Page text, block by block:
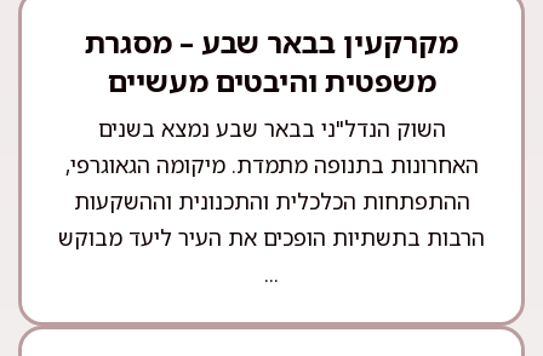
מקרקעין בבאר שבע – מסגרת
משפטית והיבטים מעשיים
השוק הנדל"ני בבאר שבע נמצא בשנים
האחרונות בתנופה מתמדת. מיקומה הגאוגרפי,
ההתפתחות הכלכלית והתכנונית וההשקעות
הרבות בתשתיות הופכים את העיר ליעד מבוקש
...